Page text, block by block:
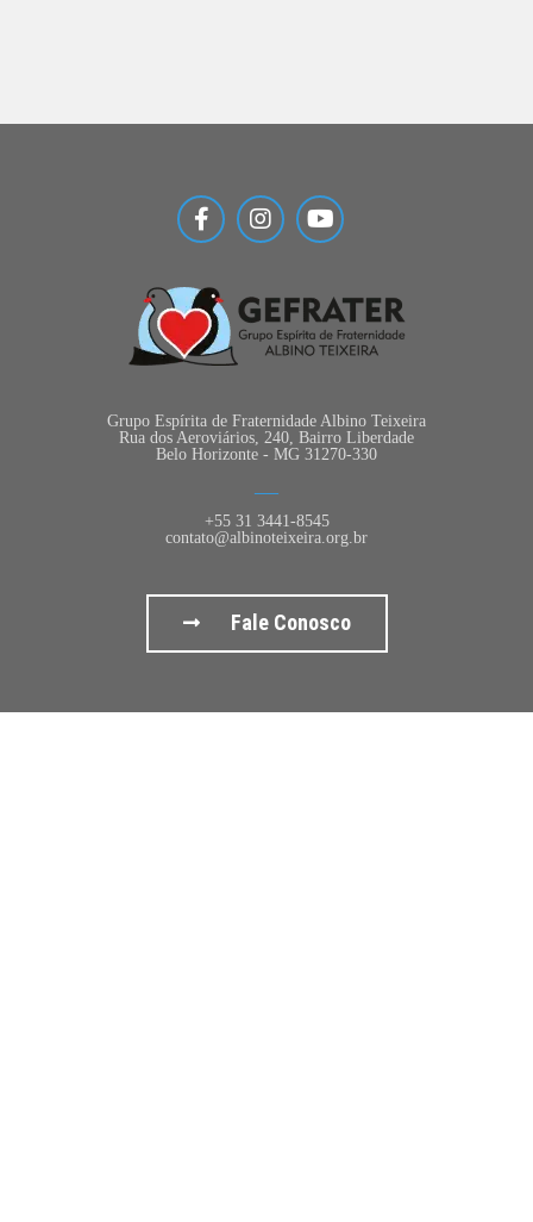
Grupo Espírita de Fraternidade Albino Teixeira
Rua dos Aeroviários, 240, Bairro Liberdade
Belo Horizonte - MG 31270-330
+55 31 3441-8545
contato@albinoteixeira.org.br
Fale Conosco